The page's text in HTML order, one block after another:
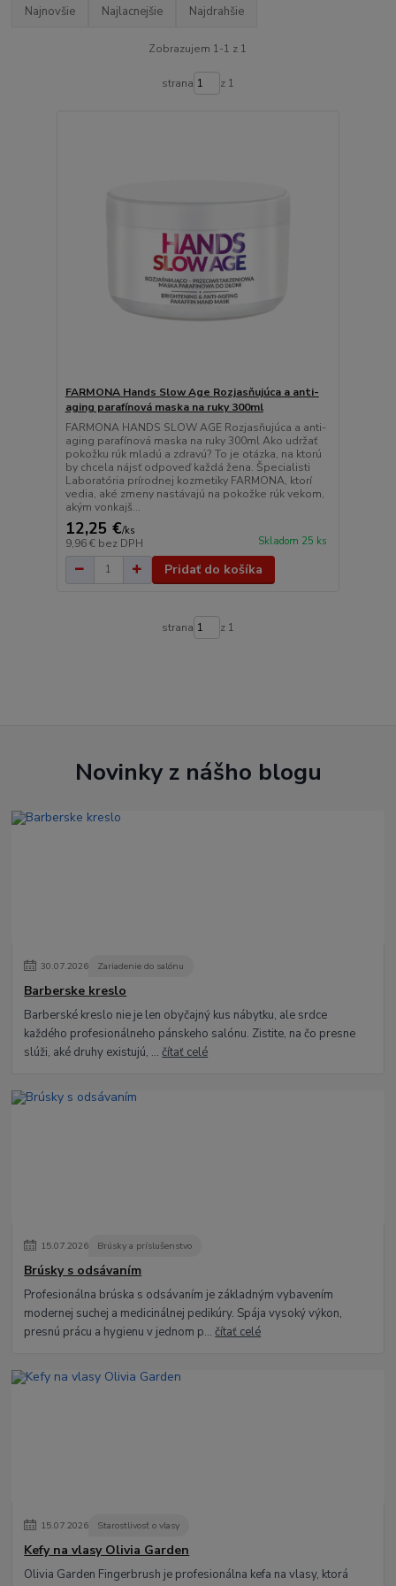
Najnovšie Najlacnejšie Najdrahšie
Zobrazujem 1-1 z 1
strana z 1
FARMONA Hands Slow Age Rozjasňujúca a anti-
aging parafínová maska ​​na ruky 300ml
FARMONA HANDS SLOW AGE Rozjasňujúca a anti-
aging parafínová maska ​​na ruky 300ml Ako udržať
pokožku rúk mladú a zdravú? To je otázka, na ktorú
by chcela nájsť odpoveď každá žena. Špecialisti
Laboratória prírodnej kozmetiky FARMONA, ktorí
vedia, aké zmeny nastávajú na pokožke rúk vekom,
akým vonkajš...
12,25 €/ks
9,96 € bez DPH Skladom 25 ks
Pridať do košíka
strana z 1
Novinky z nášho blogu
30.07.2026 Zariadenie do salónu
Barberske kreslo
Barberské kreslo nie je len obyčajný kus nábytku, ale srdce
každého profesionálneho pánskeho salónu. Zistite, na čo presne
slúži, aké druhy existujú, ...čítať celé
15.07.2026 Brúsky a príslušenstvo
Brúsky s odsávaním
Profesionálna brúska s odsávaním je základným vybavením
modernej suchej a medicinálnej pedikúry. Spája vysoký výkon,
presnú prácu a hygienu v jednom p...čítať celé
15.07.2026 Starostlivosť o vlasy
Kefy na vlasy Olivia Garden
Olivia Garden Fingerbrush je profesionálna kefa na vlasy, ktorá